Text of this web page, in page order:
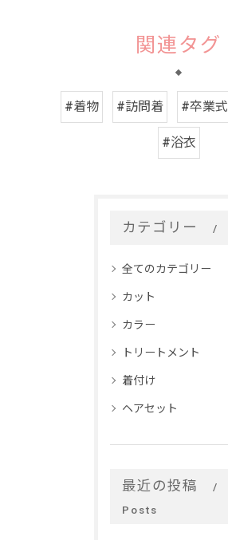
関連タグ
#着物 #訪問着 #卒業式
#浴衣
カテゴリー
全てのカテゴリー
カット
カラー
トリートメント
着付け
ヘアセット
最近の投稿
Posts